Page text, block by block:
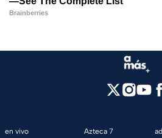
en vivo
Azteca 7